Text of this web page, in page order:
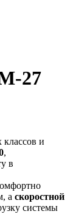
27
и
,
в
а скоростной
системы